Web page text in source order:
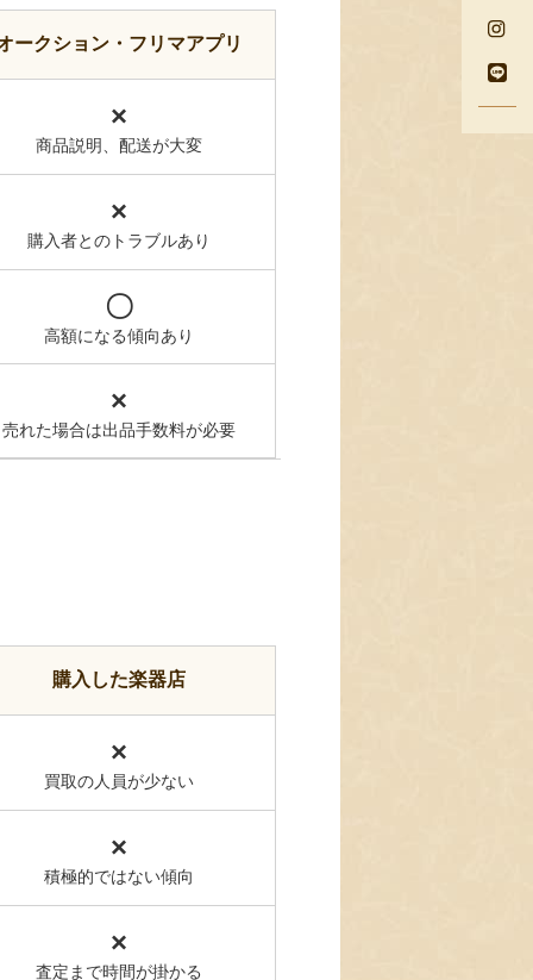
ークション・フリマアプリ
×
商品説明、配送が大変
×
購入者とのトラブルあり
〇
高額になる傾向あり
×
売れた場合は出品手数料が必要
購入した楽器店
×
買取の人員が少ない
×
積極的ではない傾向
×
査定まで時間が掛かる